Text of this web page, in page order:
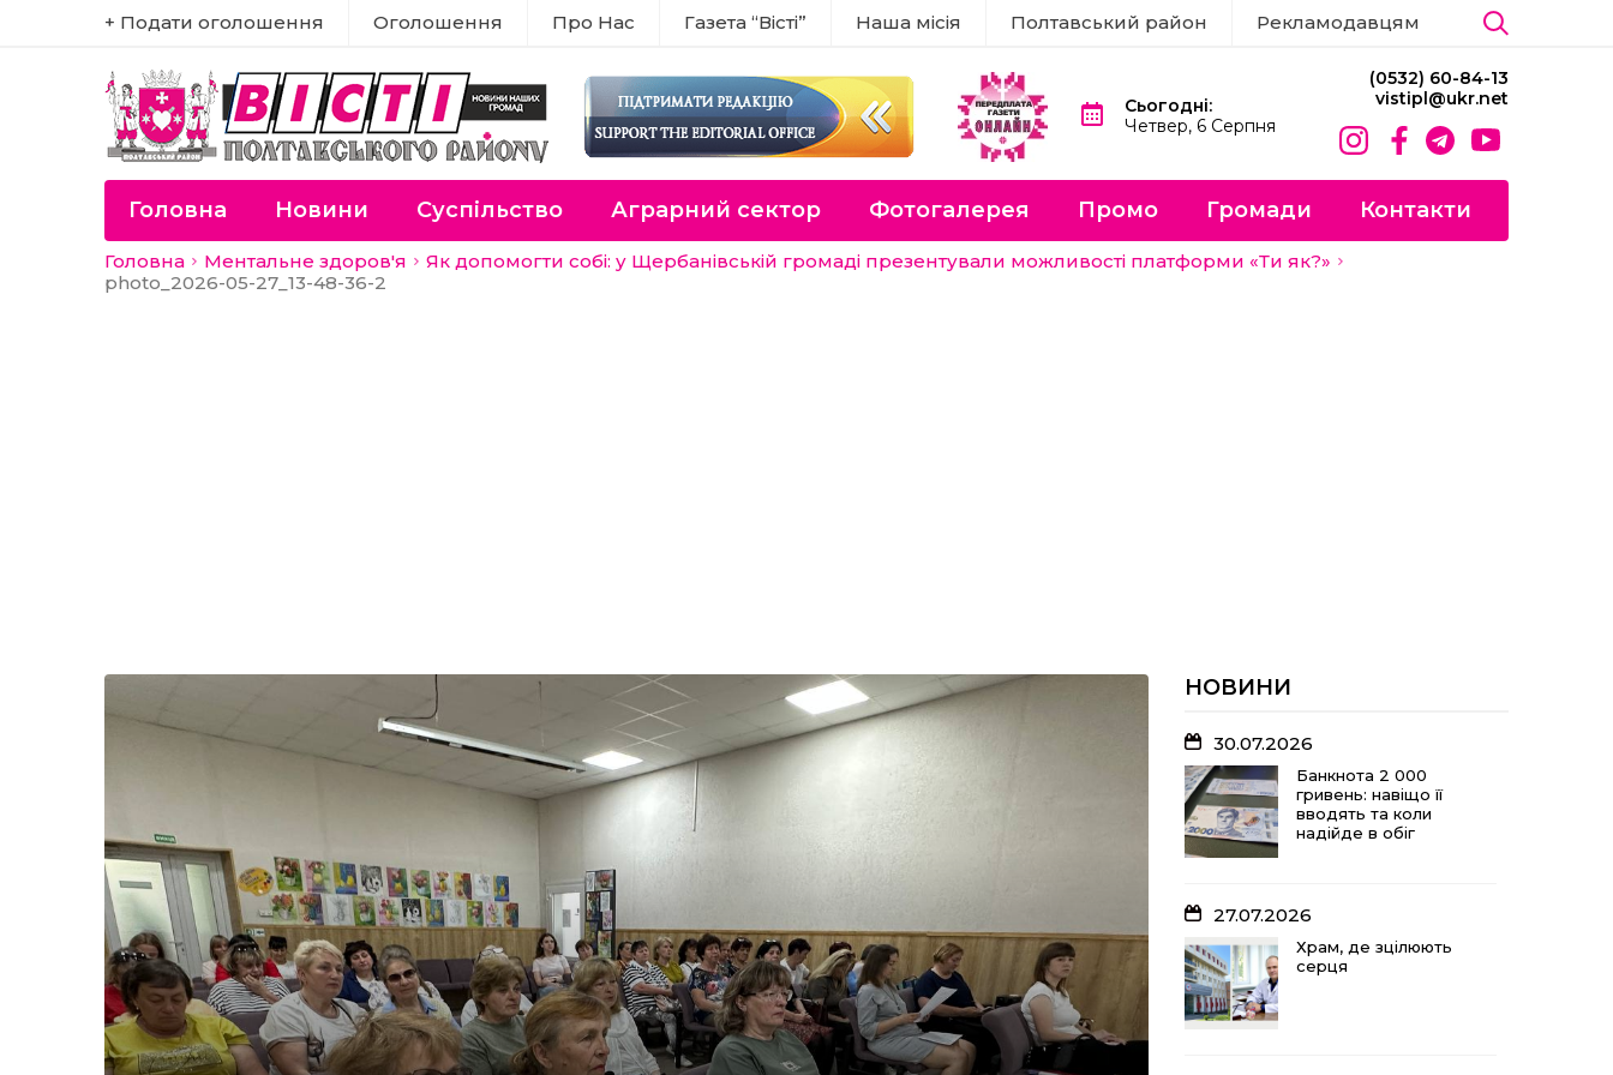
+ Подати оголошення Оголошення Про Нас Газета “Вісті” Наша місія Полтавський район Рекламодавцям
Сьогодні:
Четвер, 6 Серпня
(0532) 60-84-13
vistipl@ukr.net
Головна Новини Суспільство Аграрний сектор Фотогалерея Промо Громади Контакти
Головна Ментальне здоров'я
Як допомогти собі: у Щербанівській громаді презентували можливості платформи «Ти як?»
photo_2026-05-27_13-48-36-2
НОВИНИ
30.07.2026
Банкнота 2 000
гривень: навіщо її
вводять та коли
надійде в обіг
27.07.2026
Храм, де зцілюють
серця